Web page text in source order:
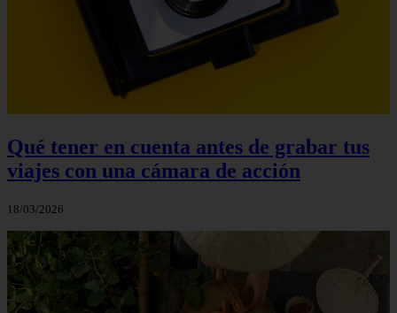
Qué tener en cuenta antes de grabar tus
viajes con una cámara de acción
18/03/2026